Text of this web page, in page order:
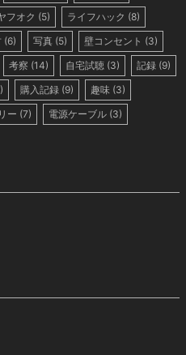
フオク (5) ライフハック (8)
(6) 写真 (5) 壁コンセント (3)
考察 (14) 自宅試聴 (3) 記録 (9)
購入記録 (9) 趣味 (3)
ー (7) 電源ケーブル (3)